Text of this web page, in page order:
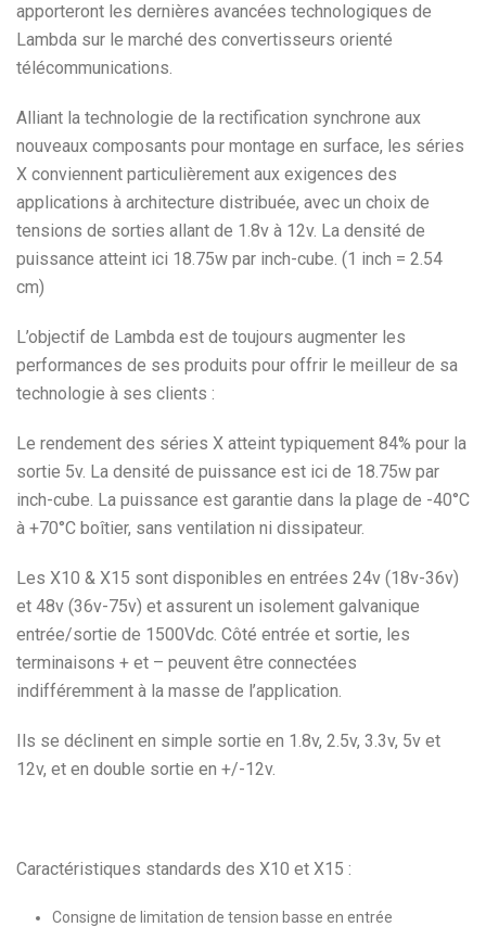
apporteront les dernières avancées technologiques de
Lambda sur le marché des convertisseurs orienté
télécommunications.
Alliant la technologie de la rectification synchrone aux
nouveaux composants pour montage en surface, les séries
X conviennent particulièrement aux exigences des
applications à architecture distribuée, avec un choix de
tensions de sorties allant de 1.8v à 12v. La densité de
puissance atteint ici 18.75w par inch-cube. (1 inch = 2.54
cm)
L’objectif de Lambda est de toujours augmenter les
performances de ses produits pour offrir le meilleur de sa
technologie à ses clients :
Le rendement des séries X atteint typiquement 84% pour la
sortie 5v. La densité de puissance est ici de 18.75w par
inch-cube. La puissance est garantie dans la plage de -40°C
à +70°C boîtier, sans ventilation ni dissipateur.
Les X10 & X15 sont disponibles en entrées 24v (18v-36v)
et 48v (36v-75v) et assurent un isolement galvanique
entrée/sortie de 1500Vdc. Côté entrée et sortie, les
terminaisons + et – peuvent être connectées
indifféremment à la masse de l’application.
Ils se déclinent en simple sortie en 1.8v, 2.5v, 3.3v, 5v et
12v, et en double sortie en +/-12v.
Caractéristiques standards des X10 et X15 :
Consigne de limitation de tension basse en entrée